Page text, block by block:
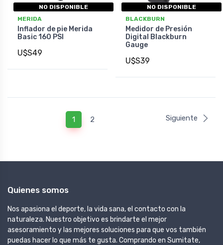
NO DISPONIBLE
MERIDA
Inflador de pie Merida
Basic 160 PSI
U$S49
NO DISPONIBLE
BLACKBURN
Medidor de Presión
Digital Blackburn
Gauge
U$S39
1 2 Siguiente
Quienes somos
Nos apasiona el deporte, la vida sana, el contacto con la
naturaleza. Nuestro objetivo es brindarte el mejor
asesoramiento y las mejores soluciones para que vos también
puedas hacer lo que más te gusta. Comprando en Sumitate,